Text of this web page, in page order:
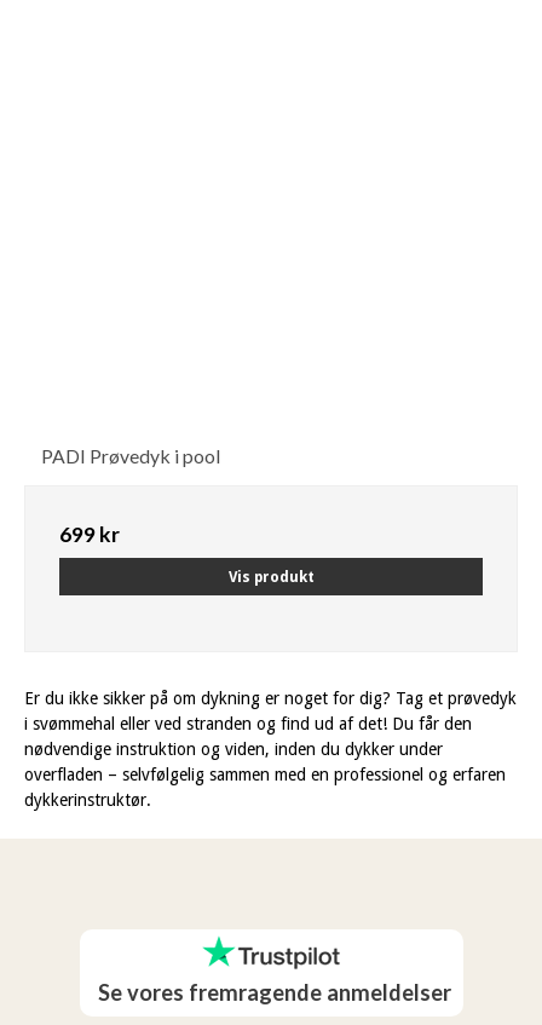
PADI Prøvedyk i pool
699 kr
Vis produkt
Er du ikke sikker på om dykning er noget for dig? Tag et prøvedyk
i svømmehal eller ved stranden og find ud af det! Du får den
nødvendige instruktion og viden, inden du dykker under
overfladen – selvfølgelig sammen med en professionel og erfaren
dykkerinstruktør.
Se vores fremragende anmeldelser